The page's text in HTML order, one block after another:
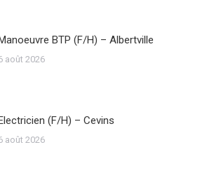
BTP (F/H) – Albertville
août 2026
(F/H) – Cevins
août 2026